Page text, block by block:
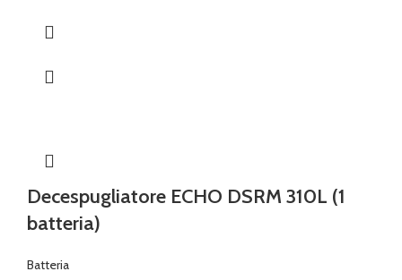
Decespugliatore ECHO DSRM 310L (1
batteria)
Batteria